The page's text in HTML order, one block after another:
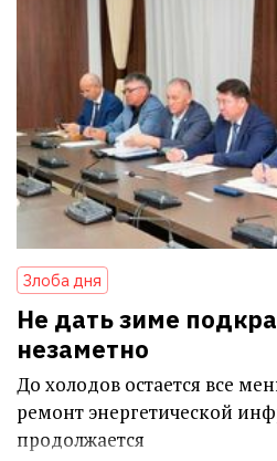
Злоба дня
Не дать зиме
незаметно
До холодов остается все
ремонт энергетической
продолжается